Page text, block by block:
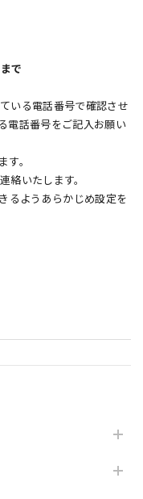
で
いる電話番号で確認させ
電話番号をご記入お願い
す。
絡いたします。
るようあらかじめ設定を